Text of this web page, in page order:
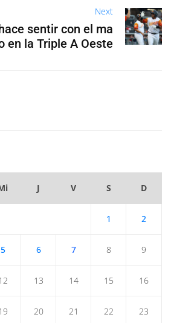
Next
sentir con el ma
en la Triple A Oeste
J V S D
1 2
5 6 7 8 9
13 14 15 16
20 21 22 23